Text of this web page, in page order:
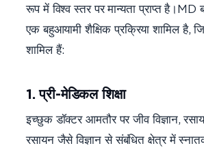
रूप में विश्व स्तर पर मान्यता प्राप्त है।MD
एक बहुआयामी शैक्षिक प्रक्रिया शामिल है,
शामिल हैं:
1. प्री-मेडिकल शिक्षा
इच्छुक डॉक्टर आमतौर पर जीव विज्ञान,
रसायन जैसे विज्ञान से संबंधित क्षेत्र में